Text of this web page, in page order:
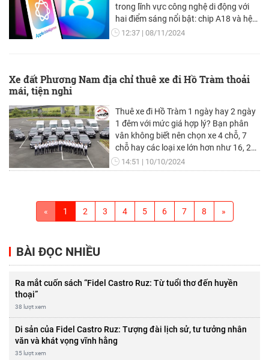
trong lĩnh vực công nghệ di động với
hai điểm sáng nổi bật: chip A18 và hệ
điều hành iOS 18. Sự kết hợp của
cá nhân hóa, giúp tối ưu hóa mọi khía
mật.
12:37 08/11/2024
Xe đất Phương Nam địa chỉ thuê xe đi Hồ Tràm thoải
mái, tiện nghi
Thuê xe đi Hồ Tràm 1 ngày hay 2 ngày
1 đêm với mức giá hợp lý? Bạn phân
vân không biết nên chọn xe 4 chỗ, 7
chỗ hay các loại xe lớn hơn như 16, 29,
hoặc 45 chỗ? Bạn thắc mắc giá thuê
xe du lịch TP. HCM đi Hồ Tràm là bao
đến cho bạn giải pháp thuê xe du lịch
TP. HCM đi Hồ Tràm một cách hoàn
14:51 10/10/2024
« 1 2 3 4 5 6 7 8 »
BÀI ĐỌC NHIỀU
Ra mắt cuốn sách “Fidel Castro Ruz: Từ tuổi thơ đến huyền
thoại”
38 lượt xem
Di sản của Fidel Castro Ruz: Tượng đài lịch sử, tư tưởng nhân
văn và khát vọng vĩnh hằng
35 lượt xem